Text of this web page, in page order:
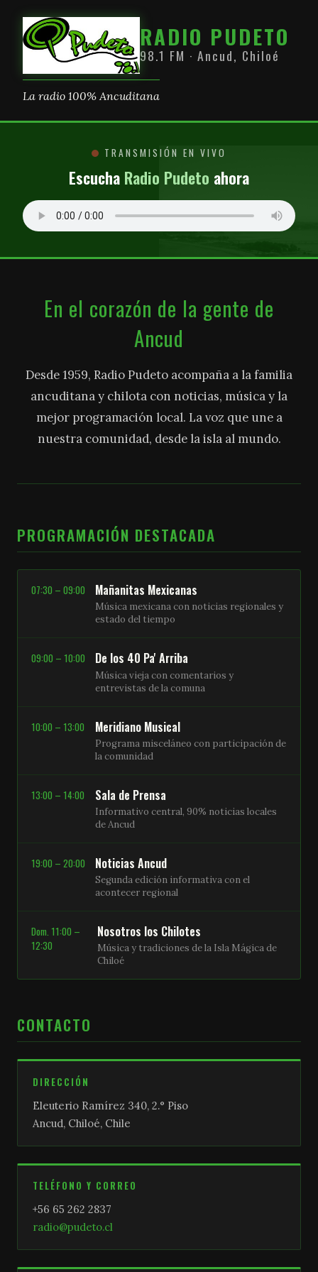
RADIO PUDETO
98.1 FM · Ancud, Chiloé
La radio 100% Ancuditana
TRANSMISIÓN EN VIVO
Escucha Radio Pudeto ahora
En el corazón de la gente de
Ancud
Desde 1959, Radio Pudeto acompaña a la familia
ancuditana y chilota con noticias, música y la
mejor programación local. La voz que une a
nuestra comunidad, desde la isla al mundo.
PROGRAMACIÓN DESTACADA
07:30 – 09:00 Mañanitas Mexicanas
Música mexicana con noticias regionales y
estado del tiempo
09:00 – 10:00 De los 40 Pa' Arriba
Música vieja con comentarios y
entrevistas de la comuna
10:00 – 13:00 Meridiano Musical
Programa misceláneo con participación de
la comunidad
13:00 – 14:00 Sala de Prensa
Informativo central, 90% noticias locales
de Ancud
19:00 – 20:00 Noticias Ancud
Segunda edición informativa con el
acontecer regional
Dom. 11:00 –
12:30
Nosotros los Chilotes
Música y tradiciones de la Isla Mágica de
Chiloé
CONTACTO
DIRECCIÓN
Eleuterio Ramírez 340, 2.° Piso
Ancud, Chiloé, Chile
TELÉFONO Y CORREO
+56 65 262 2837
radio@pudeto.cl